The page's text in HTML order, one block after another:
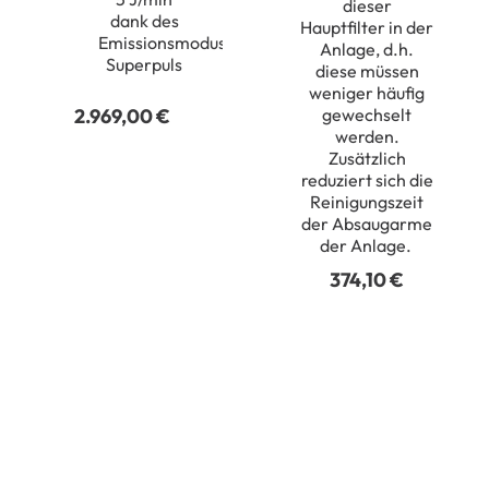
dank des
Emissionsmodus
Superpuls
2.969,00€
dieser
Hauptfilter in der
Anlage, d.h.
diese müssen
weniger häufig
gewechselt
werden.
Zusätzlich
reduziert sich die
Reinigungszeit
der Absaugarme
der Anlage.
374,10€